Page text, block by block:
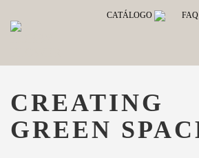
CATÁLOGO FAQ
CREATING
GREEN